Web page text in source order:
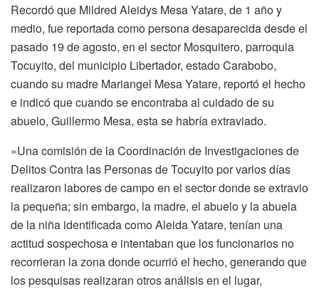
Recordó que Mildred Aleidys Mesa Yatare, de 1 año y
medio, fue reportada como persona desaparecida desde el
pasado 19 de agosto, en el sector Mosquitero, parroquia
Tocuyito, del municipio Libertador, estado Carabobo,
cuando su madre Mariangel Mesa Yatare, reportó el hecho
e indicó que cuando se encontraba al cuidado de su
abuelo, Guillermo Mesa, esta se habría extraviado.
«Una comisión de la Coordinación de Investigaciones de
Delitos Contra las Personas de Tocuyito por varios días
realizaron labores de campo en el sector donde se extravio
la pequeña; sin embargo, la madre, el abuelo y la abuela
de la niña identificada como Aleida Yatare, tenían una
actitud sospechosa e intentaban que los funcionarios no
recorrieran la zona donde ocurrió el hecho, generando que
los pesquisas realizaran otros análisis en el lugar,